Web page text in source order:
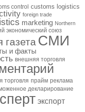
control customs logistics
foreign trade
marketing Northern
экономический союз
газета СМИ
и факты
внешняя торговля
торговля прайм реклама
декларирование
экспорт